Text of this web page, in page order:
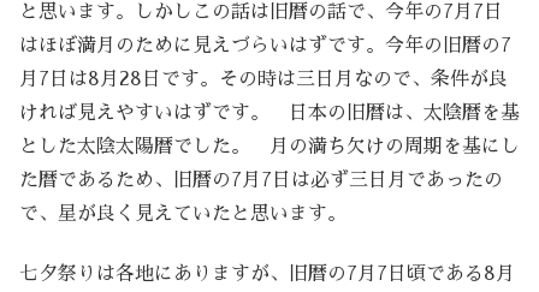
と思います。しかしこの話は旧暦の話で、今年の7月7日
はほぼ満月のために見えづらいはずです。今年の旧暦の7
月7日は8月28日です。その時は三日月なので、条件が良
ければ見えやすいはずです。 日本の旧暦は、太陰暦を基
とした太陰太陽暦でした。 月の満ち欠けの周期を基にし
た暦であるため、旧暦の7月7日は必ず三日月であったの
で、星が良く見えていたと思います。
七夕祭りは各地にありますが、旧暦の7月7日頃である8月